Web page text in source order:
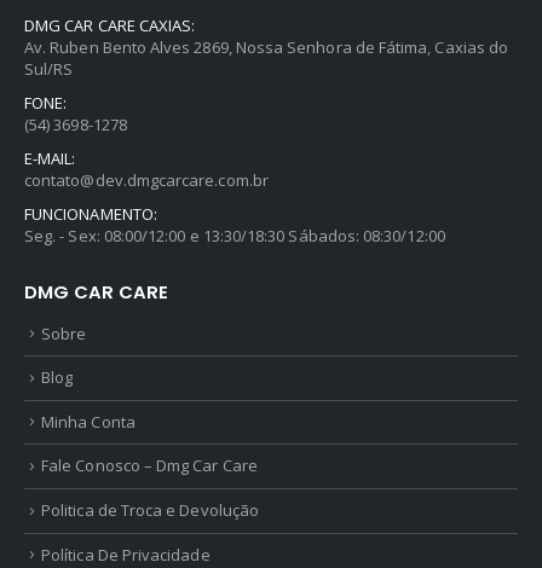
DMG CAR CARE CAXIAS:
Av. Ruben Bento Alves 2869, Nossa Senhora de Fátima, Caxias do
Sul/RS
FONE:
(54) 3698-1278
E-MAIL:
contato@dev.dmgcarcare.com.br
FUNCIONAMENTO:
Seg. - Sex: 08:00/12:00 e 13:30/18:30 Sábados: 08:30/12:00
DMG CAR CARE
Sobre
Blog
Minha Conta
Fale Conosco – Dmg Car Care
Politica de Troca e Devolução
Política De Privacidade